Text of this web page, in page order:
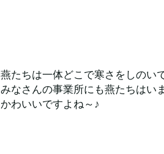
燕たちは一体どこで寒さをしのい
みなさんの事業所にも燕たちはい
かわいいですよね～♪